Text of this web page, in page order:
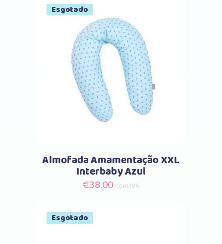
Esgotado
Comprar
Almofada Amamentação XXL
Interbaby Azul
€38.00 com IVA
Esgotado